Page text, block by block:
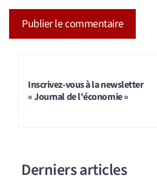
Inscrivez-vous à la newsletter
« Journal de l'économie »
Derniers articles